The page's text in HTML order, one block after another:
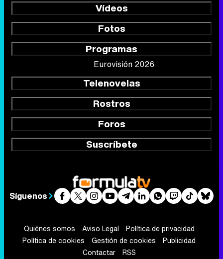
Vídeos
Fotos
Programas
Eurovisión 2026
Telenovelas
Rostros
Foros
Suscríbete
Síguenos
Quiénes somos Aviso Legal
Política de privacidad
Política de cookies
Gestión de cookies
Publicidad
Contactar
RSS